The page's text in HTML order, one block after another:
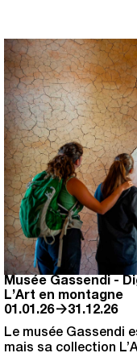
Musée Gassendi -
L’Art en montagne
01.01.26→31.12.26
Le musée Gassendi
mais sa collection